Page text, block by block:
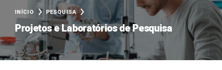
INÍCIO PESQUISA
Projetos e Laboratórios de Pesquisa